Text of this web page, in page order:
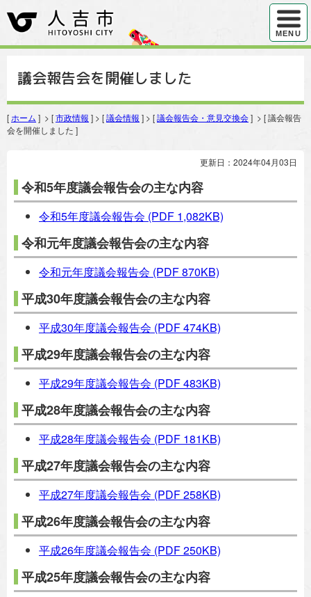
ハンバ
MENU
議会報告会を開催しました
[ ホーム ] > [市政情報 ] > [議会情報 ] > [議会報告会・意見交換会] > [ 議会報告
会を開催しました ]
更新日：2024年04月03日
令和5年度議会報告会の主な内容
令和5年度議会報告会 (PDF 1,082KB)
令和元年度議会報告会の主な内容
令和元年度議会報告会 (PDF 870KB)
平成30年度議会報告会の主な内容
平成30年度議会報告会 (PDF 474KB)
平成29年度議会報告会の主な内容
平成29年度議会報告会 (PDF 483KB)
平成28年度議会報告会の主な内容
平成28年度議会報告会 (PDF 181KB)
平成27年度議会報告会の主な内容
平成27年度議会報告会 (PDF 258KB)
平成26年度議会報告会の主な内容
平成26年度議会報告会 (PDF 250KB)
平成25年度議会報告会の主な内容